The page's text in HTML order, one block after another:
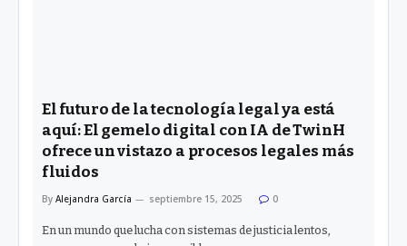
El futuro de la tecnología legal ya está
aquí: El gemelo digital con IA de TwinH
ofrece un vistazo a procesos legales más
fluidos
By Alejandra García septiembre 15, 2025 0
En un mundo que lucha con sistemas de justicia lentos,